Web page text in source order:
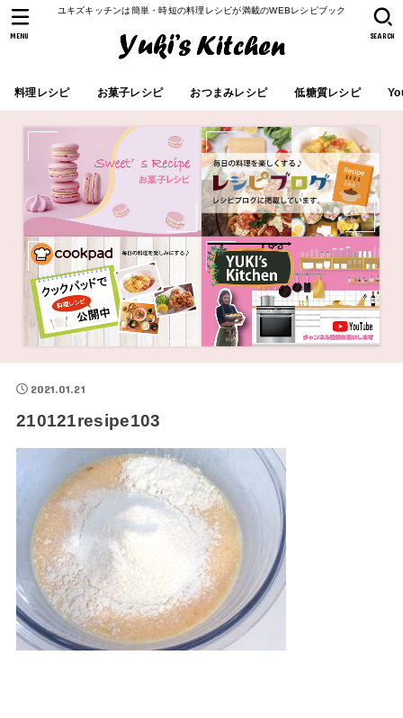
ユキズキッチンは簡単・時短の料理レシピが満載のWEBレシピブック
料理レシピ お菓子レシピ おつまみレシピ 低糖質レシピ
SEARCH
MENU
2021.01.21
210121resipe103